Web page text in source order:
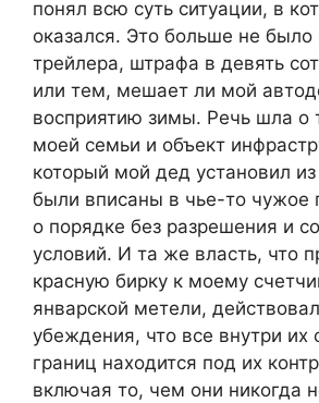
понял всю суть ситуации, в
оказался. Это больше не было
трейлера, штрафа в девять
или тем, мешает ли мой
восприятию зимы. Речь шла о
моей семьи и объект
который мой дед установил
были вписаны в чье-то чужое
о порядке без разрешения и
условий. И та же власть, что
красную бирку к моему
январской метели,
убеждения, что все внутри их
границ находится под их
включая то, чем они никогда